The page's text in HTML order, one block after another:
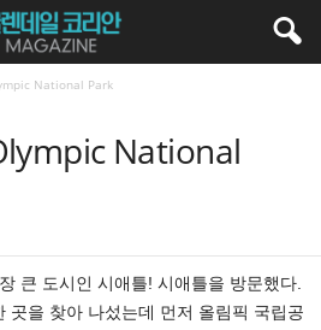
National Park
National
큰 도시인 시애틀! 시애틀을 방문했다.
곳을 찾아 나섰는데 먼저 올림픽 국립공